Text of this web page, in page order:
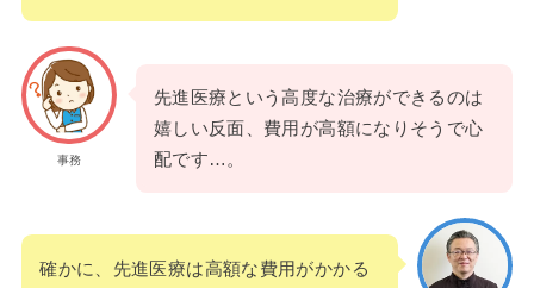
事務
先進医療という高度な治療ができるのは
嬉しい反面、費用が高額になりそうで心
配です…。
確かに、先進医療は高額な費用がかかる